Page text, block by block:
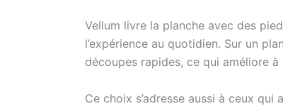
Vellum livre la planche avec des
l’expérience au quotidien. Sur un
découpes rapides, ce qui améliore
Ce choix s’adresse aussi à ceux